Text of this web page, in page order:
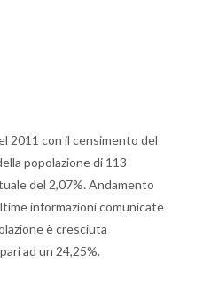
2011 con il censimento del
popolazione di 113
del 2,07%. Andamento
informazioni comunicate
è cresciuta
ad un 24,25%.